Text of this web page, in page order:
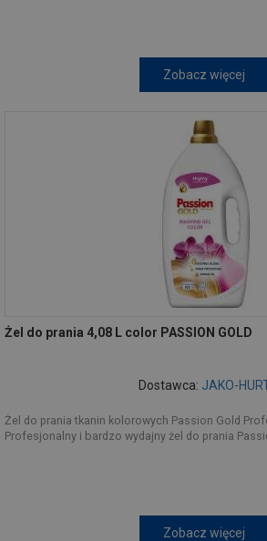
Zobacz więcej
Żel do prania 4,08 L color PASSION GOLD
Dostawca: JAKO-
Żel do prania tkanin kolorowych Passion Gold
Profesjonalny i bardzo wydajny żel do prania
Zobacz więcej